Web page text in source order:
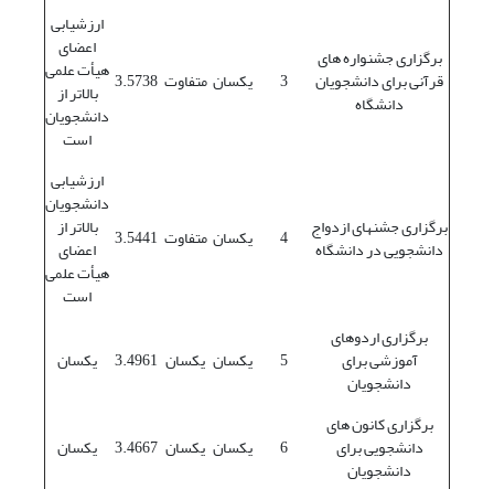
برگزاری جشنواره های
قرآنی برای دانشجویان
دانشگاه
3 یکسان متفاوت 3.5738
ارزشیابی
اعضای
هیأت علمی
بالاتر از
دانشجویان
است
برگزاری جشنهای ازدواج
دانشجویی در دانشگاه 4 یکسان متفاوت 3.5441
ارزشیابی
دانشجویان
بالاتر از
اعضای
هیأت علمی
است
برگزاری اردوهای
آموزشی برای
دانشجویان
5 یکسان یکسان 3.4961 یکسان
برگزاری کانون های
دانشجویی برای
دانشجویان
6 یکسان یکسان 3.4667 یکسان